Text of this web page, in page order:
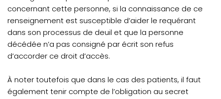
concernant cette personne, si la connaissance de ce
renseignement est susceptible d’aider le requérant
dans son processus de deuil et que la personne
décédée n’a pas consigné par écrit son refus
d’accorder ce droit d’accès.
À noter toutefois que dans le cas des patients, il faut
également tenir compte de l’obligation au secret